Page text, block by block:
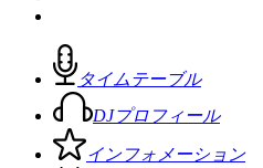
タイムテーブル
DJプロフィール
インフォメーション